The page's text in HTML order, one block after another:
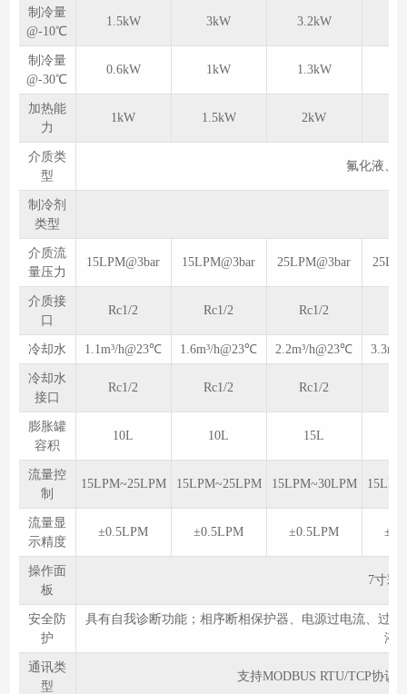
制冷量
@-10℃
1.5kW 3kW 3.2kW
制冷量
@-30℃
0.6kW 1kW 1.3kW
加热能
力
1kW 1.5kW 2kW
介质类
型
氟化液、
制冷剂
类型
介质流
量压力
15LPM@3bar 15LPM@3bar 25LPM@3bar
介质接
口
Rc1/2 Rc1/2 Rc1/2
冷却水 1.1m³/h@23℃ 1.6m³/h@23℃ 2.2m³/h@23℃
冷却水
接口
Rc1/2 Rc1/2 Rc1/2
膨胀罐
容积
10L 10L 15L
流量控
制
15LPM~25LPM 15LPM~25LPM 15LPM~30LPM
流量显
示精度
±0.5LPM ±0.5LPM ±0.5LPM
操作面
板
7寸彩
安全防
护
具有自我诊断功能；相序断相保护器、电源过电流、过
液
通讯类
型
支持MODBUS RTU/TCP协议